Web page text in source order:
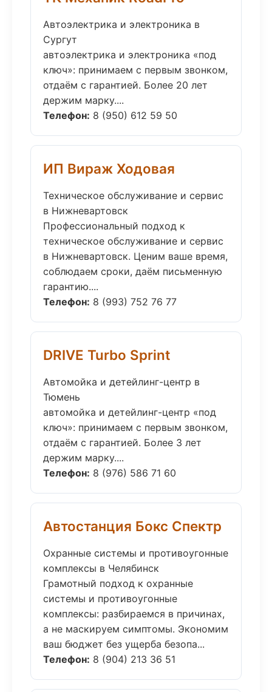
Автоэлектрика и электроника в
Сургут
автоэлектрика и электроника «под
ключ»: принимаем с первым звонком,
отдаём с гарантией. Более 20 лет
держим марку....
Телефон: 8 (950) 612 59 50
ИП Вираж Ходовая
Техническое обслуживание и сервис
в Нижневартовск
Профессиональный подход к
техническое обслуживание и сервис
в Нижневартовск. Ценим ваше время,
соблюдаем сроки, даём письменную
гарантию....
Телефон: 8 (993) 752 76 77
DRIVE Turbo Sprint
Автомойка и детейлинг-центр в
Тюмень
автомойка и детейлинг-центр «под
ключ»: принимаем с первым звонком,
отдаём с гарантией. Более 3 лет
держим марку....
Телефон: 8 (976) 586 71 60
Автостанция Бокс Спектр
Охранные системы и противоугонные
комплексы в Челябинск
Грамотный подход к охранные
системы и противоугонные
комплексы: разбираемся в причинах,
а не маскируем симптомы. Экономим
ваш бюджет без ущерба безопа...
Телефон: 8 (904) 213 36 51